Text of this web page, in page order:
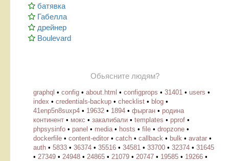
батявка
Габелла
дрейнер
Boulevard
Обьясните людям?
graphql • config • about.html • configprops • 31401 • users •
index • credentials-backup • checklist • blog •
41enp5n8suxp4 • 19632 • 1894 • фырган • родина
континент • мокс • закалибали • templates • pprof •
phpsysinfo • panel • media • hosts • file • dropzone •
dockerfile • content-editor • catch • callback • bulk • avatar •
auth • 5833 • 36374 • 35516 • 34581 • 33700 • 32374 • 31645
• 27349 • 24948 • 24865 • 21079 • 20747 • 19585 • 19266 •